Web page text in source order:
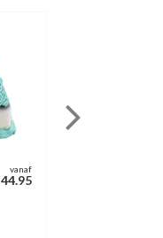
vanaf
44.95